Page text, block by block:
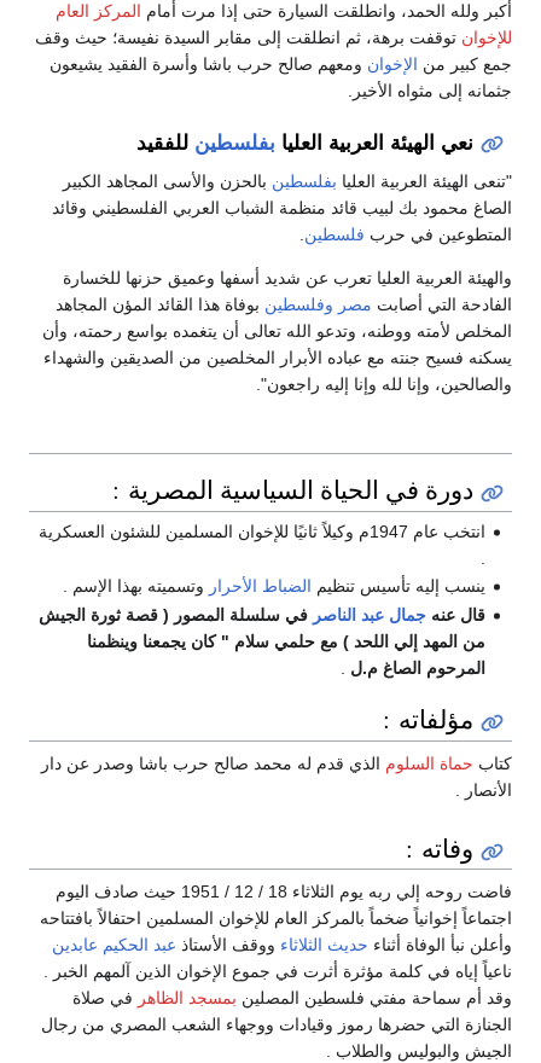
أكبر ولله الحمد، وانطلقت السيارة حتى إذا مرت أمام المركز العام
للإخوان توقفت برهة، ثم انطلقت إلى مقابر السيدة نفيسة؛ حيث وقف
جمع كبير من الإخوان ومعهم صالح حرب باشا وأسرة الفقيد يشيعون
جثمانه إلى مثواه الأخير.
نعي الهيئة العربية العليا بفلسطين للفقيد
"تنعى الهيئة العربية العليا بفلسطين بالحزن والأسى المجاهد الكبير
الصاغ محمود بك لبيب قائد منظمة الشباب العربي الفلسطيني وقائد
المتطوعين في حرب فلسطين
والهيئة العربية العليا تعرب عن شديد أسفها وعميق حزنها للخسارة
الفادحة التي أصابت مصر وفلسطين بوفاة هذا القائد المؤن المجاهد
المخلص لأمته ووطنه، وتدعو الله تعالى أن يتغمده بواسع رحمته، وأن
يسكنه فسيح جنته مع عباده الأبرار المخلصين من الصديقين والشهداء
والصالحين، وإنا لله وإنا إليه راجعون".
دورة في الحياة السياسية المصرية :
انتخب عام 1947م وكيلاً ثانيًا للإخوان المسلمين للشئون العسكرية
ينسب إليه تأسيس تنظيم الضباط الأحرار وتسميته بهذا الإسم .
قال عنهجمال عبد الناصر في سلسلة المصور ( قصة ثورة الجيش
من المهد إلي اللحد ) مع حلمي سلام " كان يجمعنا وينظمنا
المرحوم الصاغ م.ل
مؤلفاته :
كتاب حماة السلوم الذي قدم له محمد صالح حرب باشا وصدر عن دار
الأنصار .
وفاته :
فاضت روحه إلي ربه يوم الثلاثاء 18 / 12 / 1951 حيث صادف اليوم
اجتماعاً إخوانياً ضخماً بالمركز العام للإخوان المسلمين احتفالاً بافتتاحه
وأعلن نبأ الوفاة أثناء حديث الثلاثاء ووقف الأستاذ عبد الحكيم عابدين
ناعياً إياه في كلمة مؤثرة أثرت في جموع الإخوان الذين آلمهم الخبر .
وقد أم سماحة مفتي فلسطين المصلين بمسجد الظاهر في صلاة
الجنازة التي حضرها رموز وقيادات ووجهاء الشعب المصري من رجال
الجيش والبوليس والطلاب .